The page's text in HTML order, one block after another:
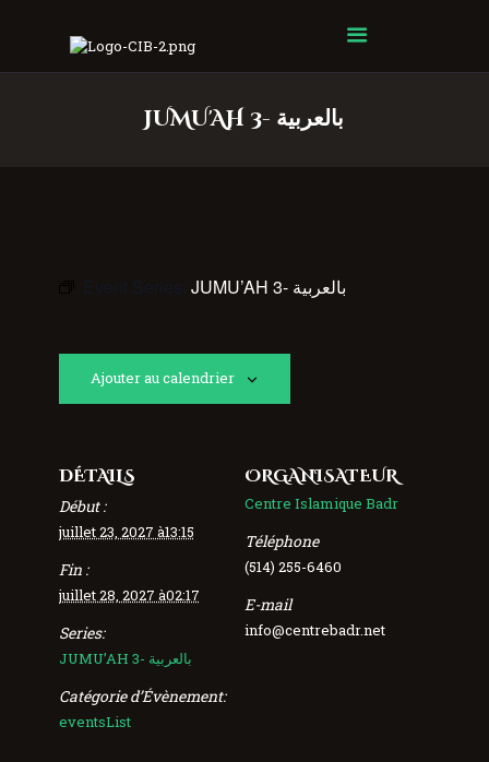
JUMU'AH 3- بالعربية
Centre Islamique Badr
Event Series: JUMU’AH 3- بالعربية
Ajouter au calendrier
DÉTAILS
Début :
juillet 23, 2027 à13:15
Fin :
juillet 28, 2027 à02:17
Series:
JUMU’AH 3- بالعربية
Catégorie d’Évènement:
eventsList
ORGANISATEUR
Centre Islamique Badr
Téléphone
(514) 255-6460
E-mail
info@centrebadr.net